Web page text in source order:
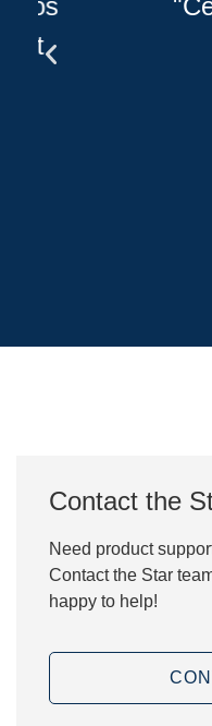
"Ce que
Contact the
Need product
Contact the Star
happy to help!